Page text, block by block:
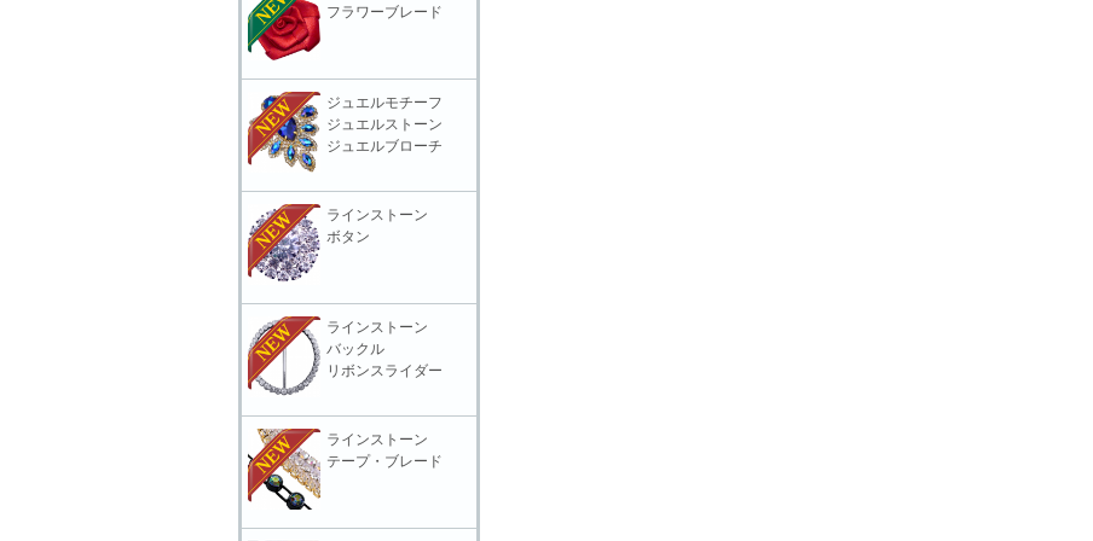
フラワーブレード
ジュエルモチーフ
ジュエルストーン
ジュエルブローチ
ラインストーン
ボタン
ラインストーン
バックル
リボンスライダー
ラインストーン
テープ・ブレード